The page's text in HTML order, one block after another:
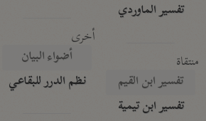
تفسير الماوردي
منتقاة
تفسير ابن القيم
تفسير ابن تيمية
أخرى
أضواء البيان
نظم الدرر للبقاعي